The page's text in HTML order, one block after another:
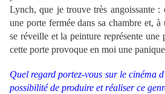
Lynch, que je trouve très angoissante
une porte fermée dans sa chambre et,
se réveille et la peinture représente
cette porte provoque en moi une
Quel regard portez-vous sur le cinéma
possibilité de produire et réaliser ce